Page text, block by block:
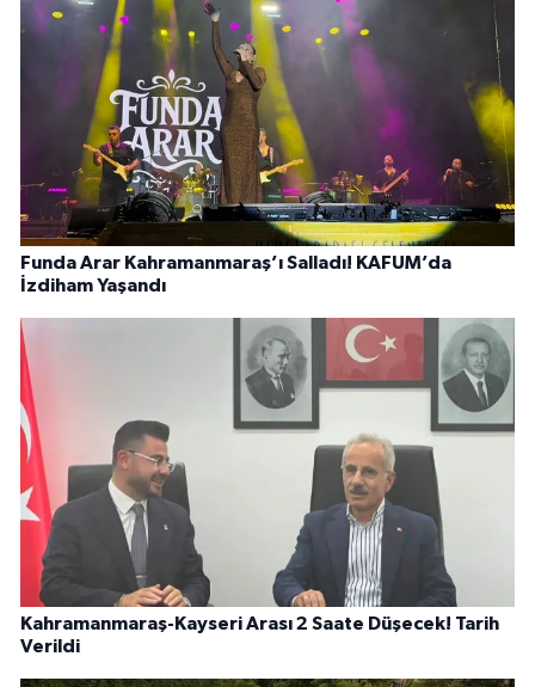
Funda Arar Kahramanmaraş’ı Salladı! KAFUM’da
İzdiham Yaşandı
Kahramanmaraş-Kayseri Arası 2 Saate Düşecek! Tarih
Verildi